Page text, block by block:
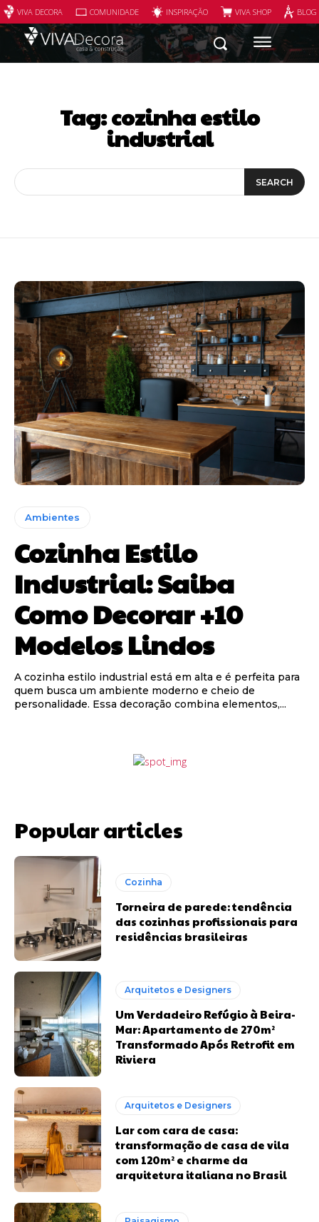
VIVA DECORA COMUNIDADE INSPIRAÇÃO VIVA SHOP
Tag:cozinha estilo
industrial
SEARCH
Ambientes
Cozinha Estilo
Industrial: Saiba
Como Decorar +10
Modelos Lindos
A cozinha estilo industrial está em alta e é perfeita para
quem busca um ambiente moderno e cheio de
personalidade. Essa decoração combina elementos,...
Popular articles
Cozinha
Torneira de parede: tendência
das cozinhas profissionais para
residências brasileiras
Arquitetos e Designers
Um Verdadeiro Refúgio à Beira-
Mar: Apartamento de 270m²
Transformado Após Retrofit em
Riviera
Arquitetos e Designers
Lar com cara de casa:
transformação de casa de vila
com 120m² e charme da
arquitetura italiana no Brasil